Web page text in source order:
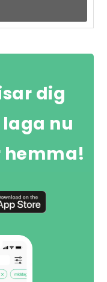
dig
nu
hemma!